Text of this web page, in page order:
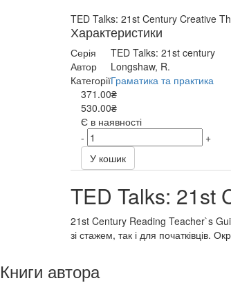
TED Talks: 21st Century Creative
Характеристики
Серія
TED Talks: 21st century
Автор
Longshaw, R.
КатегоріїГраматика та практика
371.00₴
530.00₴
Є в наявності
-
+
У кошик
TED Talks: 21st
21st Century Reading Teacher`s
зі стажем, так і для початківців.
Книги автора